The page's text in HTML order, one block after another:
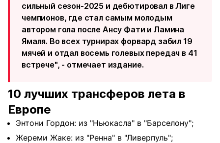
сильный сезон-2025 и дебютировал в Лиге
чемпионов, где стал самым молодым
автором гола после Ансу Фати и Ламина
Ямаля. Во всех турнирах форвард забил 19
мячей и отдал восемь голевых передач в 41
встрече", - отмечает издание.
10 лучших трансферов лета в
Европе
Энтони Гордон: из "Ньюкасла" в "Барселону";
Жереми Жаке: из "Ренна" в "Ливерпуль";